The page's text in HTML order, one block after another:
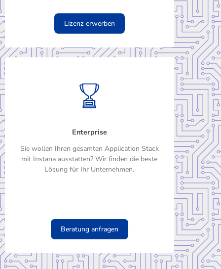
Lizenz erwerben
Enterprise
Sie wollen Ihren gesamten Application Stack
mit Instana ausstatten? Wir finden die beste
Lösung für Ihr Unternehmen.
Beratung anfragen